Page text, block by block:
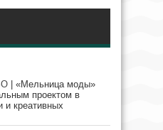
«Мельница моды»
проектом в
и креативных